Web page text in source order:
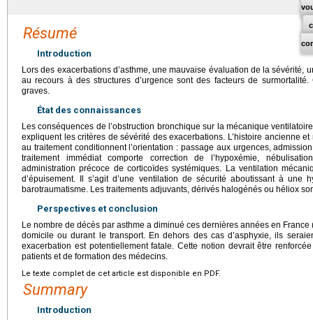
Résumé
Introduction
Lors des exacerbations d’asthme, une mauvaise évaluation de la sévérité,
au recours à des structures d’urgence sont des facteurs de
graves.
État des connaissances
Les conséquences de l’obstruction bronchique sur la mécanique
expliquent les critères de sévérité des exacerbations. L’histoire ancienne
au traitement conditionnent l’orientation : passage aux urgences,
traitement immédiat comporte correction de l’hypoxémie,
administration précoce de corticoïdes systémiques. La ventilation
d’épuisement. Il s’agit d’une ventilation de sécurité aboutissant à une
barotraumatisme. Les traitements adjuvants, dérivés halogénés ou héliox
Perspectives et conclusion
Le nombre de décès par asthme a diminué ces dernières années en France
domicile ou durant le transport. En dehors des cas d’asphyxie, ils
exacerbation est potentiellement fatale. Cette notion devrait être
patients et de formation des médecins.
Le texte complet de cet article est disponible en PDF.
Summary
Introduction